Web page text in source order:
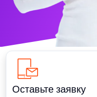
Оставьте заявку